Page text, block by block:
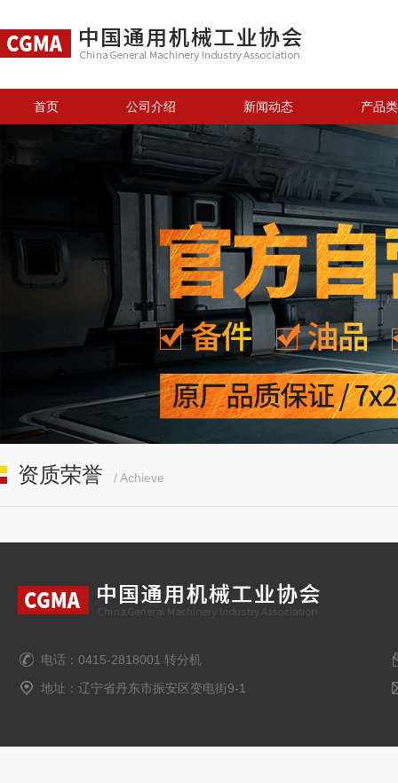
首页 公司介绍 新闻动态 产品
资质荣誉 / Achieve
电话：0415-2818001 转分机
地址：辽宁省丹东市振安区变电街9-1